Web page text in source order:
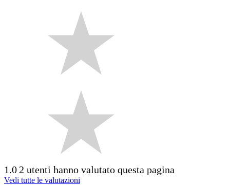
1.0 2 utenti hanno valutato questa pagina
Vedi tutte le valutazioni